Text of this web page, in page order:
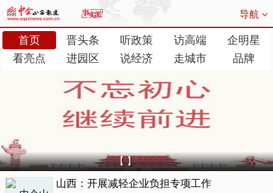
导航
首页 晋头条 听政策 访高端
企明星
看亮点
进园区 说经济 走城市 品牌
【 】
山西：开展减轻企业负担专项工作